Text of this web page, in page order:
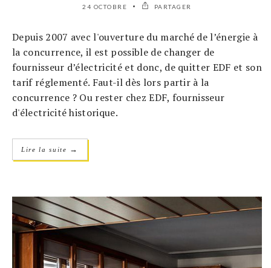
24 OCTOBRE PARTAGER
Depuis 2007 avec l'ouverture du marché de l’énergie à
la concurrence, il est possible de changer de
fournisseur d’électricité et donc, de quitter EDF et son
tarif réglementé. Faut-il dès lors partir à la
concurrence ? Ou rester chez EDF, fournisseur
d'électricité historique.
Lire la suite →